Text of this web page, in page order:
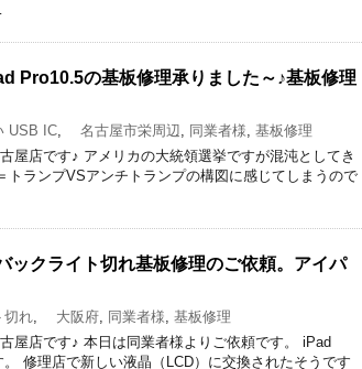
Pro10.5の基板修理承りました～♪基板修理
USB IC, 名古屋市栄周辺, 同業者様, 基板修理
屋店です♪ アメリカの大統領選挙ですが混沌としてき
トランプVSアンチトランプの構図に感じてしまうので
ックライト切れ基板修理のご依頼。アイパ
れ, 大阪府, 同業者様, 基板修理
屋店です♪ 本日は同業者様よりご依頼です。 iPad
修理店で新しい液晶（LCD）に交換されたそうです